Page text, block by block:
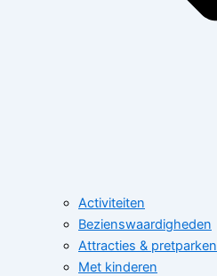
Activiteiten
Bezienswaardigheden
Attracties & pretparken
Met kinderen